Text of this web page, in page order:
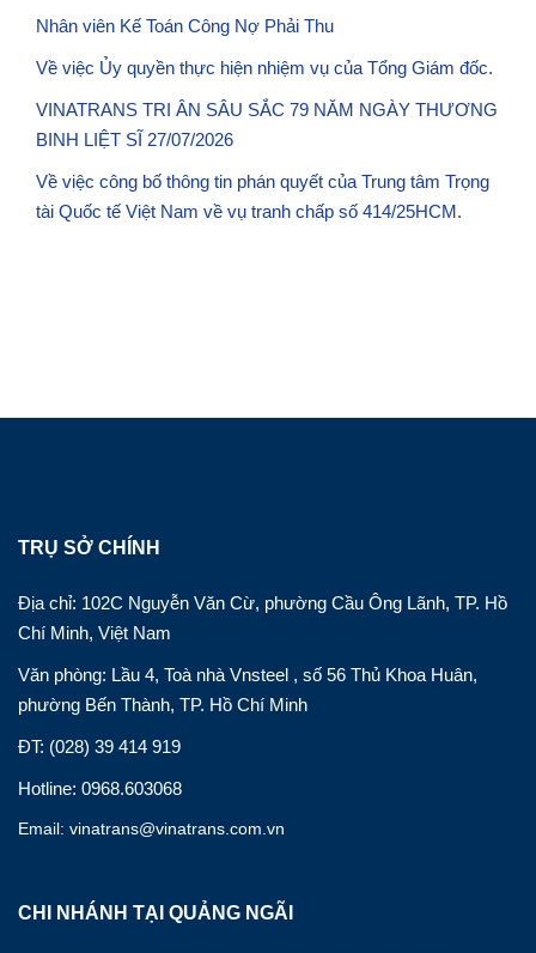
Nhân viên Kế Toán Công Nợ Phải Thu
Về việc Ủy quyền thực hiện nhiệm vụ của Tổng Giám đốc.
VINATRANS TRI ÂN SÂU SẮC 79 NĂM NGÀY THƯƠNG
BINH LIỆT SĨ 27/07/2026
Về việc công bố thông tin phán quyết của Trung tâm Trọng
tài Quốc tế Việt Nam về vụ tranh chấp số 414/25HCM.
TRỤ SỞ CHÍNH
Địa chỉ: 102C Nguyễn Văn Cừ, phường Cầu Ông Lãnh, TP. Hồ
Chí Minh, Việt Nam
Văn phòng: Lầu 4, Toà nhà Vnsteel , số 56 Thủ Khoa Huân,
phường Bến Thành, TP. Hồ Chí Minh
ĐT: (028) 39 414 919
Hotline: 0968.603068
Email: vinatrans@vinatrans.com.vn
CHI NHÁNH TẠI QUẢNG NGÃI